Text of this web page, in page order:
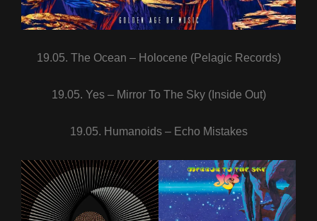
19.05. The Ocean – Holocene (Pelagic Records)
19.05. Yes – Mirror To The Sky (Inside Out)
19.05. Humanoids – Echo Mistakes